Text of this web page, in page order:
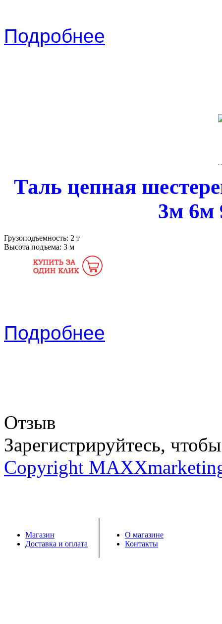
Подробнее
Таль цепная
3м 6м
Грузоподъемность: 2 т
Высота подъема: 3 м
Подробнее
Отзыв
Зарегистрируйтесь,
Copyright
Магазин
Доставка и оплата
О магазине
Контакты